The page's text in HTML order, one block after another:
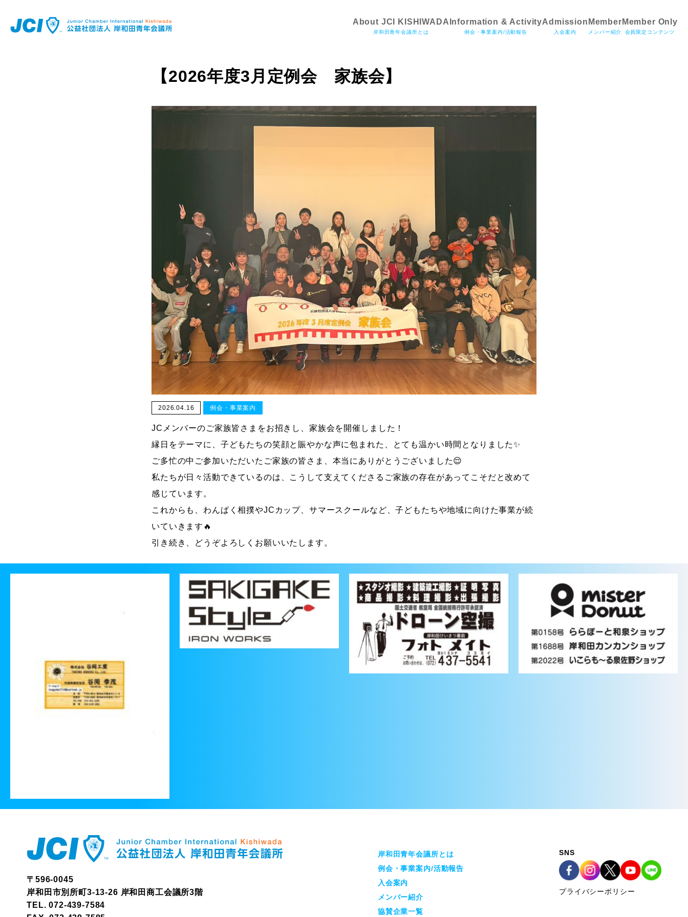
About JCI KISHIWADA
岸和田青年会議所とは
Information & Activity
例会・事業案内/活動報告
Admission
入会案内
Member
メンバー紹介
Member Only
会員限定コンテンツ
【2026年度3月定例会 家族会】
2026.04.16 例会・事業案内
JCメンバーのご家族皆さまをお招きし、家族会を開催しました！
縁日をテーマに、子どもたちの笑顔と賑やかな声に包まれた、とても温かい時間となりました✨
ご多忙の中ご参加いただいたご家族の皆さま、本当にありがとうございました😌
私たちが日々活動できているのは、こうして支えてくださるご家族の存在があってこそだと改めて
感じています。
これからも、わんぱく相撲やJCカップ、サマースクールなど、子どもたちや地域に向けた事業が続
いていきます🔥
引き続き、どうぞよろしくお願いいたします。
〒596-0045
岸和田市別所町3-13-26 岸和田商工会議所3階
TEL.072-439-7584
岸和田青年会議所とは
例会・事業案内/活動報告
入会案内
メンバー紹介
協賛企業一覧
SNS
プライバシーポリシー